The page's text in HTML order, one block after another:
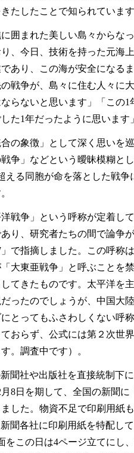
たしたことで知られていま
に囲まれた美しい島々からな
、今日、技術を持った元海
あり、この海が安全になる
戦争が、島々に住む人々に
らないと思います」「この
た1年だったように思います」
の象徴」として深く思いを
争」などという曖昧模糊と
える同胞が命を落とした戦
戦争」という呼称が定着し
り、研究者たちの間で論争
で指摘しました。この呼称
「大東亜戦争」と呼ぶことを
てきたものです。太平洋を
ったのでしょうが、中国大
とってもふさわしくない呼
おらず、公式には第２次世
。調査中です）。
聞社や出版社を直接統制下
月8日を期して、全国の新聞
した。物資不足で印刷用紙
聞各社に印刷用紙を特配し
をこの日は4ページ立てにし